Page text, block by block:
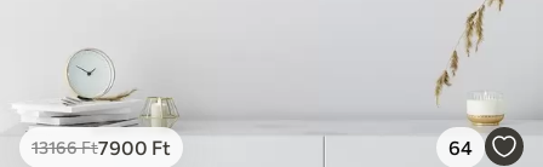
13166Ft7900 Ft 64